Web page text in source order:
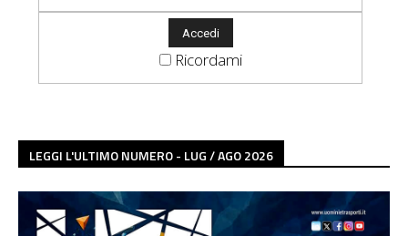
Ricordami
LEGGI L'ULTIMO NUMERO - LUG / AGO 2026